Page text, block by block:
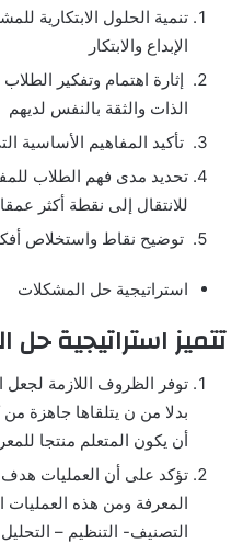
تنمية الحلول الابتكارية
الإبداع والابتكار
إثارة اهتمام وتفكير
الذات والثقة بالنفس لديهم
تأكيد المفاهيم الأساسية
تحديد مدى فهم الطلاب
للانتقال إلى نقطة أكثر عمقا
توضيح نقاط واستخلاص
استراتيجية حل المشكلات
تتميز استراتيجية
توفر الظروف اللازمة
بدلا من ن يتلقاها جاهزة
أن يكون المتعلم منتجا
تؤكد على أن العمليات هدف
المعرفة ومن هذه
التصنيف- التنظيم – التحليل